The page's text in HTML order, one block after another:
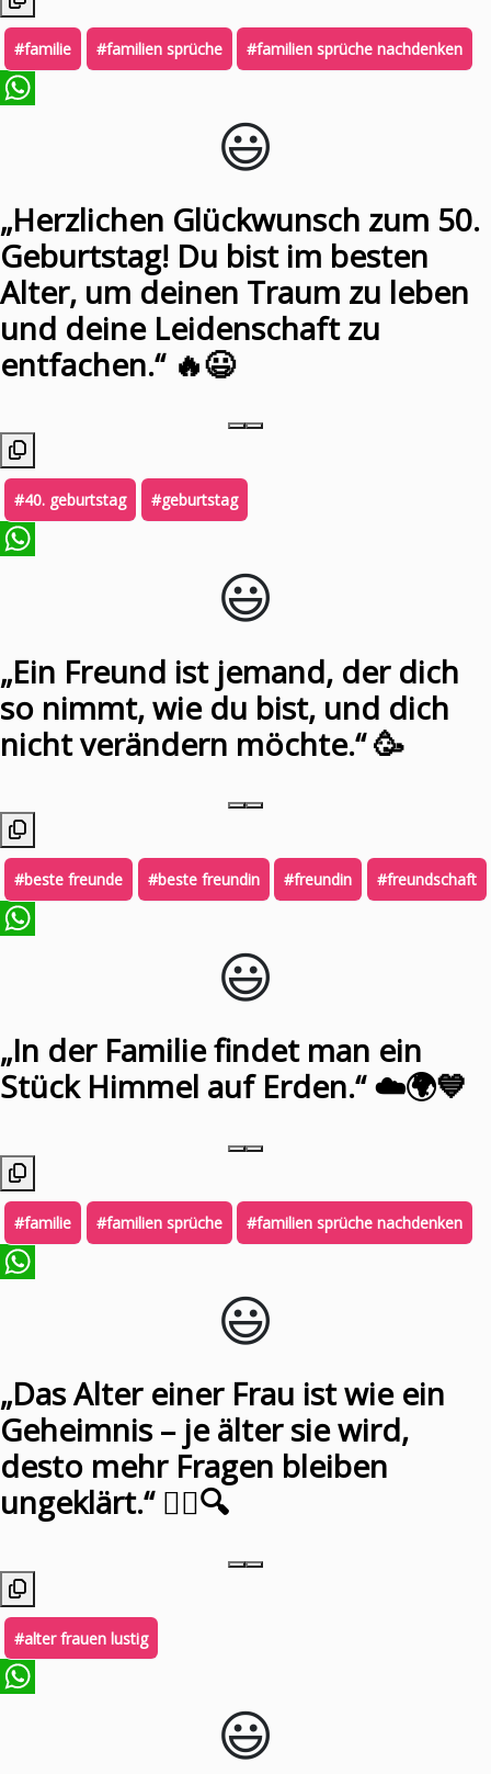
#familie #familien sprüche #familien sprüche nachdenken
😃️
„Herzlichen Glückwunsch zum 50.
Geburtstag! Du bist im besten
Alter, um deinen Traum zu leben
und deine Leidenschaft zu
entfachen.“ 🔥😃
#40. geburtstag #geburtstag
😃️
„Ein Freund ist jemand, der dich
so nimmt, wie du bist, und dich
nicht verändern möchte.“ 🥳
#beste freunde #beste freundin #freundin #freundschaft
😃️
„In der Familie findet man ein
Stück Himmel auf Erden.“ ☁️🌍💙
#familie #familien sprüche #familien sprüche nachdenken
😃️
„Das Alter einer Frau ist wie ein
Geheimnis – je älter sie wird,
desto mehr Fragen bleiben
ungeklärt.“ 🕵️‍♀️🔍
#alter frauen lustig
😃️